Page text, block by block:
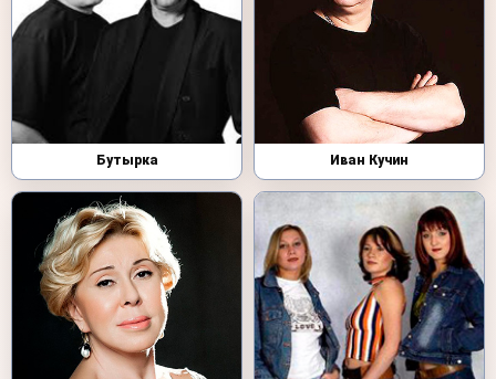
Бутырка Иван Кучин